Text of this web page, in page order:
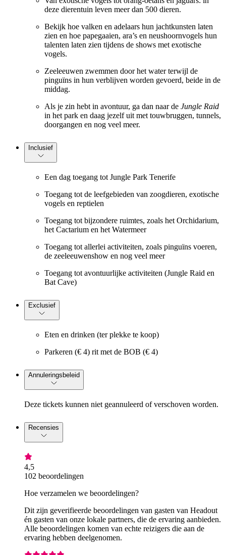
deze dierentuin leven meer dan 500 dieren.
Bekijk hoe valken en adelaars hun jachtkunsten laten
zien en hoe papegaaien, ara’s en neushoornvogels hun
talenten laten zien tijdens de shows met exotische
vogels.
Zeeleeuwen zwemmen door het water terwijl de
pinguïns in hun verblijven worden gevoerd, beide in de
middag.
Als je zin hebt in avontuur, ga dan naar de Jungle Raid
in het park en daag jezelf uit met touwbruggen, tunnels,
doorgangen en nog veel meer.
Inclusief
Een dag toegang tot Jungle Park Tenerife
Toegang tot de leefgebieden van zoogdieren, exotische
vogels en reptielen
Toegang tot bijzondere ruimtes, zoals het Orchidarium,
het Cactarium en het Watermeer
Toegang tot allerlei activiteiten, zoals pinguïns voeren,
de zeeleeuwenshow en nog veel meer
Toegang tot avontuurlijke activiteiten (Jungle Raid en
Bat Cave)
Exclusief
Eten en drinken (ter plekke te koop)
Parkeren (€ 4) rit met de BOB (€ 4)
Annuleringsbeleid
Deze tickets kunnen niet geannuleerd of verschoven worden.
Recensies
4,5
102 beoordelingen
Hoe verzamelen we beoordelingen?
Dit zijn geverifieerde beoordelingen van gasten van Headout
én gasten van onze lokale partners, die de ervaring aanbieden.
Alle beoordelingen komen van echte reizigers die aan de
ervaring hebben deelgenomen.